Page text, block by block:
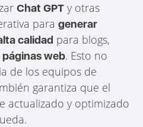
Chat GPT y otras
paragenerar
calidad para blogs,
páginas web. Esto no
de los equipos de
garantiza que el
actualizado y optimizado